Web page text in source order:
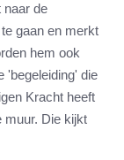
naar de
gaan en merkt
hem ook
'begeleiding' die
Kracht heeft
muur. Die kijkt